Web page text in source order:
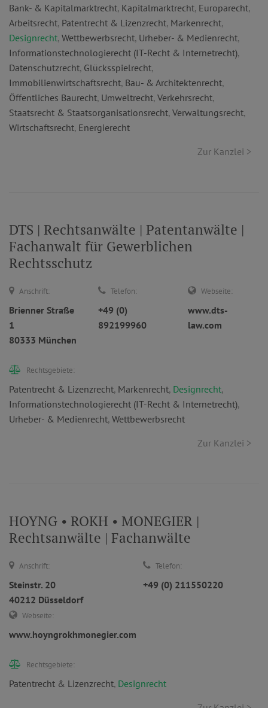
Bank- & Kapitalmarktrecht, Kapitalmarktrecht, Europarecht,
Arbeitsrecht, Patentrecht & Lizenzrecht, Markenrecht,
Designrecht, Wettbewerbsrecht, Urheber- & Medienrecht,
Informationstechnologierecht (IT-Recht & Internetrecht),
Datenschutzrecht, Glücksspielrecht,
Immobilienwirtschaftsrecht, Bau- & Architektenrecht,
Öffentliches Baurecht, Umweltrecht, Verkehrsrecht,
Staatsrecht & Staatsorganisationsrecht, Verwaltungsrecht,
Wirtschaftsrecht, Energierecht
Zur Kanzlei >
DTS | Rechtsanwälte | Patentanwälte |
Fachanwalt für Gewerblichen
Rechtsschutz
Anschrift:
Brienner Straße
1
80333 München
Telefon:
+49 (0)
892199960
Webseite:
www.dts-
law.com
Rechtsgebiete:
Patentrecht & Lizenzrecht, Markenrecht, Designrecht,
Informationstechnologierecht (IT-Recht & Internetrecht),
Urheber- & Medienrecht, Wettbewerbsrecht
Zur Kanzlei >
HOYNG • ROKH • MONEGIER |
Rechtsanwälte | Fachanwälte
Anschrift:
Steinstr. 20
40212 Düsseldorf
Telefon:
+49 (0) 211550220
Webseite:
www.hoyngrokhmonegier.com
Rechtsgebiete:
Patentrecht & Lizenzrecht, Designrecht